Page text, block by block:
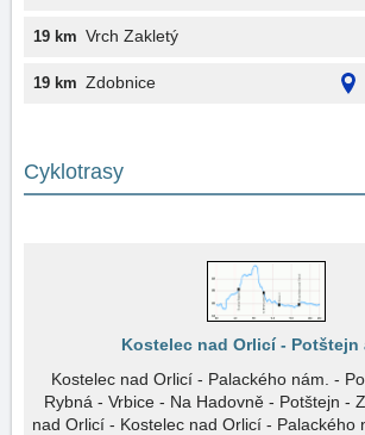
19 km Vrch Zakletý
19 km Zdobnice
Cyklotrasy
Kostelec nad Orlicí - Potštejn
Kostelec nad Orlicí - Palackého nám. - Podhorná - Suchá
Rybná - Vrbice - Na Hadovně - Potštejn -
nad Orlicí - Kostelec nad Orlicí - Palackého nám. (celkem 20,4